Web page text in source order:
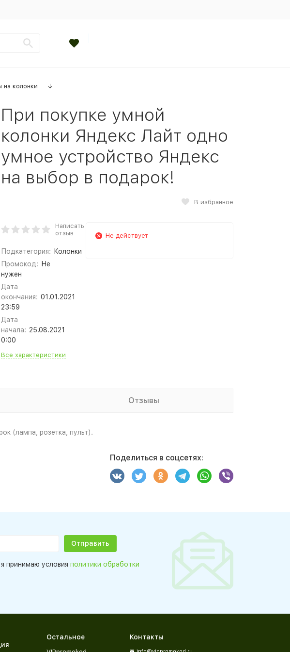
колонки ↓
При покупке умной
колонки Яндекс Лайт одно
умное устройство Яндекс
на выбор в подарок!
В избранное
Написать
отзыв
Подкатегория:
Колонки
Промокод:
Не
нужен
Дата
окончания: 01.01.2021
23:59
Дата
начала: 25.08.2021
0:00
Все характеристики
Не действует
Отзывы
(лампа, розетка, пульт).
Поделиться в соцсетях:
принимаю условия политики обработки
Остальное Контакты